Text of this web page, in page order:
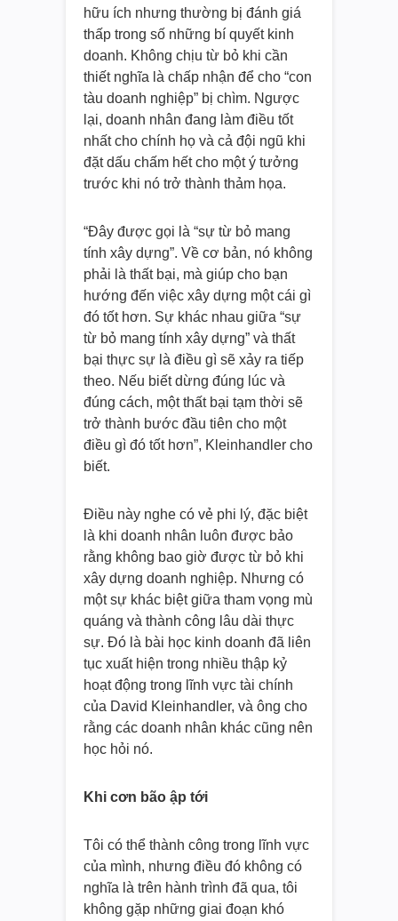
hữu ích nhưng thường bị đánh giá
thấp trong số những bí quyết kinh
doanh. Không chịu từ bỏ khi cần
thiết nghĩa là chấp nhận để cho “con
tàu doanh nghiệp” bị chìm. Ngược
lại, doanh nhân đang làm điều tốt
nhất cho chính họ và cả đội ngũ khi
đặt dấu chấm hết cho một ý tưởng
trước khi nó trở thành thảm họa.
“Đây được gọi là “sự từ bỏ mang
tính xây dựng”. Về cơ bản, nó không
phải là thất bại, mà giúp cho bạn
hướng đến việc xây dựng một cái gì
đó tốt hơn. Sự khác nhau giữa “sự
từ bỏ mang tính xây dựng” và thất
bại thực sự là điều gì sẽ xảy ra tiếp
theo. Nếu biết dừng đúng lúc và
đúng cách, một thất bại tạm thời sẽ
trở thành bước đầu tiên cho một
điều gì đó tốt hơn”, Kleinhandler cho
biết.
Điều này nghe có vẻ phi lý, đặc biệt
là khi doanh nhân luôn được bảo
rằng không bao giờ được từ bỏ khi
xây dựng doanh nghiệp. Nhưng có
một sự khác biệt giữa tham vọng mù
quáng và thành công lâu dài thực
sự. Đó là bài học kinh doanh đã liên
tục xuất hiện trong nhiều thập kỷ
hoạt động trong lĩnh vực tài chính
của David Kleinhandler, và ông cho
rằng các doanh nhân khác cũng nên
học hỏi nó.
Khi cơn bão ập tới
Tôi có thể thành công trong lĩnh vực
của mình, nhưng điều đó không có
nghĩa là trên hành trình đã qua, tôi
không gặp những giai đoạn khó